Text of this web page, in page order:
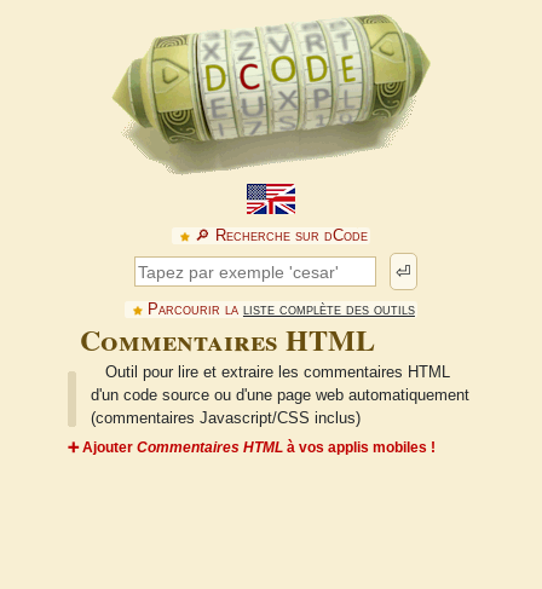
🔎︎ Recherche sur dCode
⏎
Parcourir la liste complète des outils
Commentaires HTML
Outil pour lire et extraire les commentaires HTML
d'un code source ou d'une page web automatiquement
(commentaires Javascript/CSS inclus)
➕ Ajouter Commentaires HTML à vos applis mobiles !